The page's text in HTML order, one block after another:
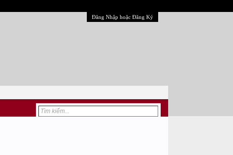
Đăng Nhập hoặc Đăng Ký